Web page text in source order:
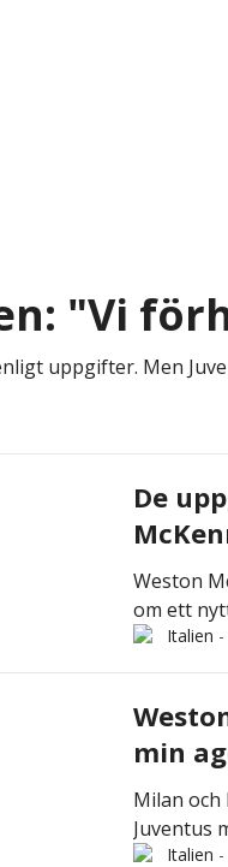
"Vi
uppgifter. Men
De
Weston
om ett
Italien -
min
Milan och
Juventus
Italien -